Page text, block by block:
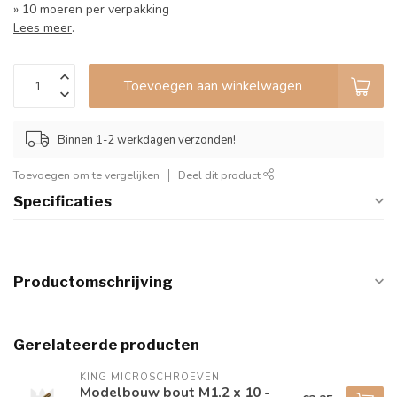
» 10 moeren per verpakking
Lees meer.
Toevoegen aan winkelwagen
Binnen 1-2 werkdagen verzonden!
Toevoegen om te vergelijken Deel dit product
Specificaties
Productomschrijving
Gerelateerde producten
KING MICROSCHROEVEN
Modelbouw bout M1,2 x 10 -